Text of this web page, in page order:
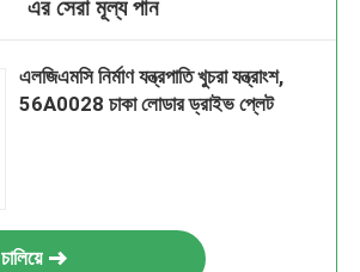
এর সেরা মূল্য পান
এলজিএমসি নির্মাণ যন্ত্রপাতি খুচরা যন্ত্রাংশ,
56A0028 চাকা লোডার ড্রাইভ প্লেট
চালিয়ে